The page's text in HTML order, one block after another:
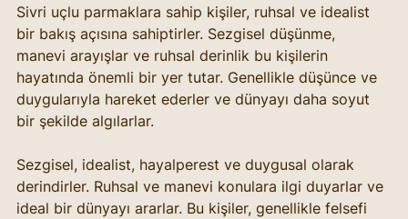
Sivri uçlu parmaklara sahip kişiler, ruhsal ve idealist
bir bakış açısına sahiptirler. Sezgisel düşünme,
manevi arayışlar ve ruhsal derinlik bu kişilerin
hayatında önemli bir yer tutar. Genellikle düşünce ve
duygularıyla hareket ederler ve dünyayı daha soyut
bir şekilde algılarlar.
Sezgisel, idealist, hayalperest ve duygusal olarak
derindirler. Ruhsal ve manevi konulara ilgi duyarlar ve
ideal bir dünyayı ararlar. Bu kişiler, genellikle felsefi